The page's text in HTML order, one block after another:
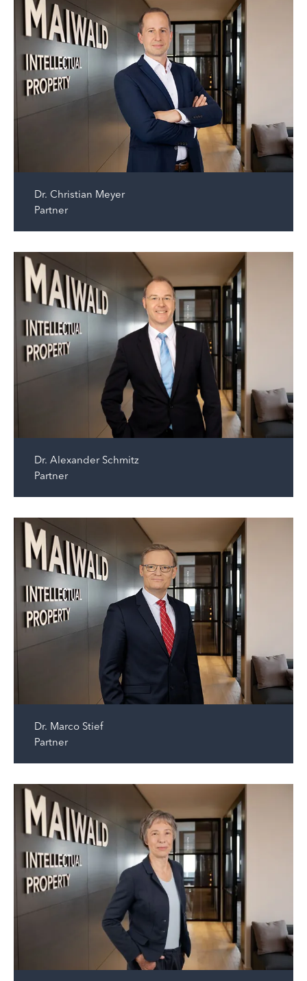
Dr. Christian Meyer
Partner
Dr. Alexander Schmitz
Partner
Dr. Marco Stief
Partner